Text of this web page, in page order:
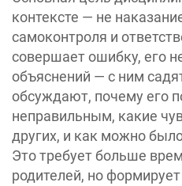
контексте — не
самоконтроля и
совершает ошибку, его
объяснений — с ним
обсуждают, почему его
неправильным, какие
других, и как можно
Это требует больше
родителей, но